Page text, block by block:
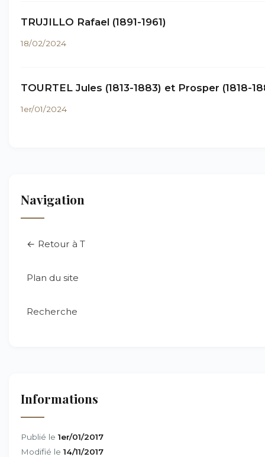
TRUJILLO Rafael (1891-1961)
18/02/2024
TOURTEL Jules (1813-1883) et Prosper (1818-
1er/01/2024
Navigation
← Retour à T
Plan du site
Recherche
Informations
Publié le 1er/01/2017
Modifié le 14/11/2017